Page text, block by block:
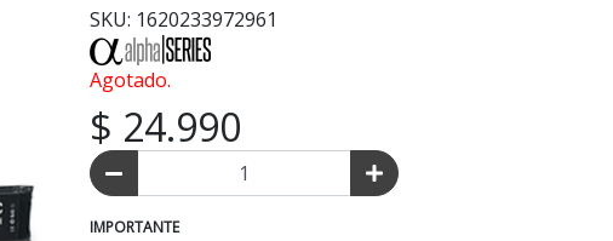
SKU: 1620233972961
Agotado.
$ 24.990
IMPORTANTE